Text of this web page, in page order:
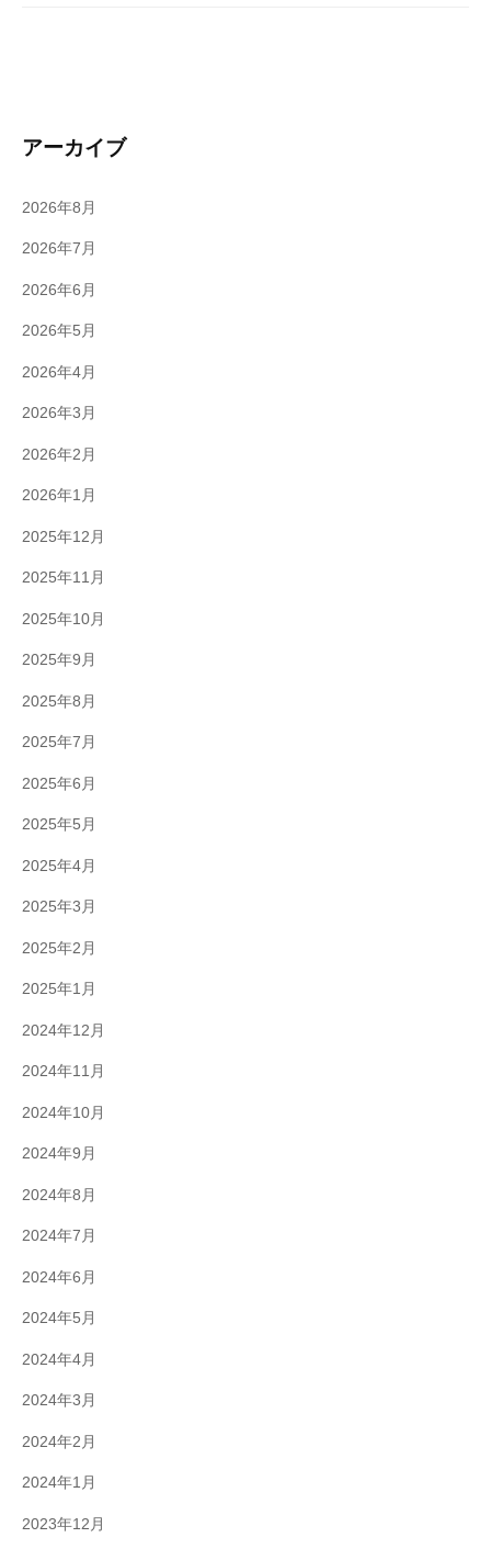
アーカイブ
2026年8月
2026年7月
2026年6月
2026年5月
2026年4月
2026年3月
2026年2月
2026年1月
2025年12月
2025年11月
2025年10月
2025年9月
2025年8月
2025年7月
2025年6月
2025年5月
2025年4月
2025年3月
2025年2月
2025年1月
2024年12月
2024年11月
2024年10月
2024年9月
2024年8月
2024年7月
2024年6月
2024年5月
2024年4月
2024年3月
2024年2月
2024年1月
2023年12月